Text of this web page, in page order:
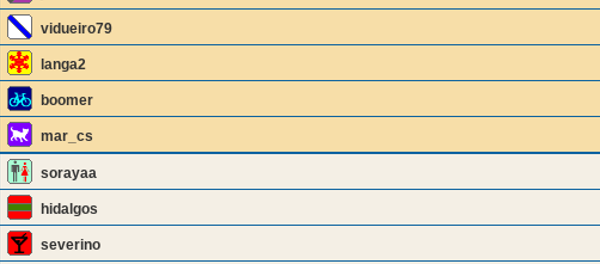
vidueiro79
langa2
boomer
mar_cs
sorayaa
hidalgos
severino